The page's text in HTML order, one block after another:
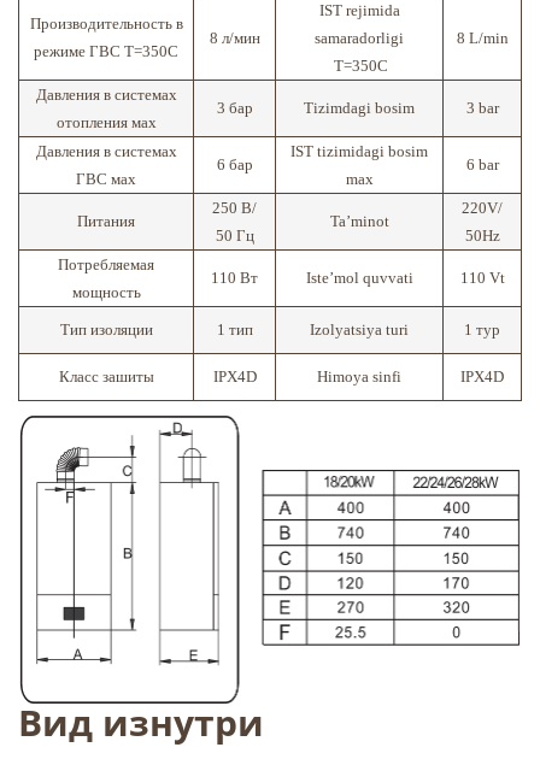
Производительность в
режиме ГВС Т=350С
8 л/мин
IST rejimida
samaradorligi
Т=350С
8 L/min
Давления в системах
отопления мах
3 бар Tizimdagi bosim 3 bar
Давления в системах
ГВС мах
6 бар
IST tizimidagi bosim
max
6 bar
Питания
250 В/
50 Гц
Ta’minot
220V/
50Hz
Потребляемая
мощность
110 Вт Iste’mol quvvati 110 Vt
Тип изоляции 1 тип Izolyatsiya turi 1 тур
Класс зашиты IPX4D Himoya sinfi IPX4D
Вид изнутри